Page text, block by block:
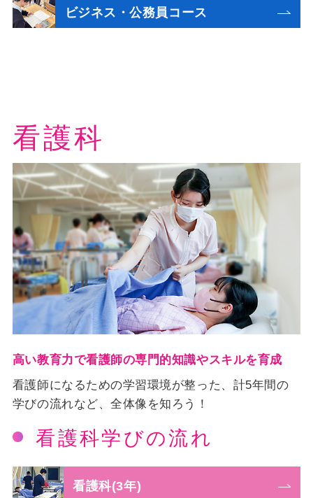
ビジネス・公務員 コース
看護科
高い教育力で看護師の専門的知識やスキルを育成
看護師になるための学習環境が整った、計5年間の
学びの流れなど、全体像を知ろう！
看護科学びの流れ
看護科(3年)